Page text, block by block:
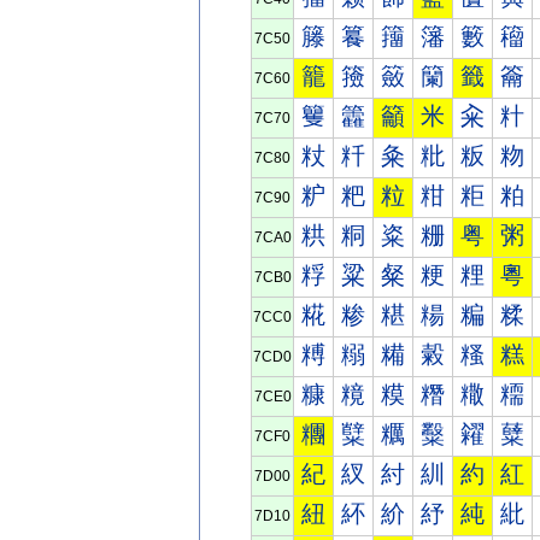
7C50 籐 籑 籒 籓 籔 籕
7C60 籠 籡 籢 籣 籤 籥
7C70 籰 籱 籲 米 籴 籵
7C80 粀 粁 粂 粃 粄 粅
7C90 粐 粑 粒 粓 粔 粕
7CA0 粠 粡 粢 粣 粤 粥
7CB0 粰 粱 粲 粳 粴 粵
7CC0 糀 糁 糂 糃 糄 糅
7CD0 糐 糑 糒 糓 糔 糕
7CE0 糠 糡 糢 糣 糤 糥
7CF0 糰 糱 糲 糳 糴 糵
7D00 紀 紁 紂 紃 約 紅
7D10 紐 紑 紒 紓 純 紕